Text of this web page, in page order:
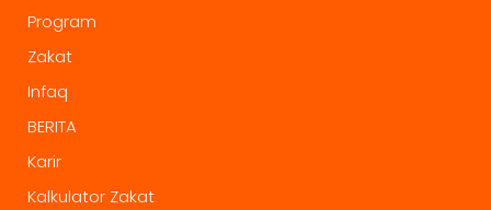
Program
Zakat
Infaq
BERITA
Karir
Kalkulator Zakat